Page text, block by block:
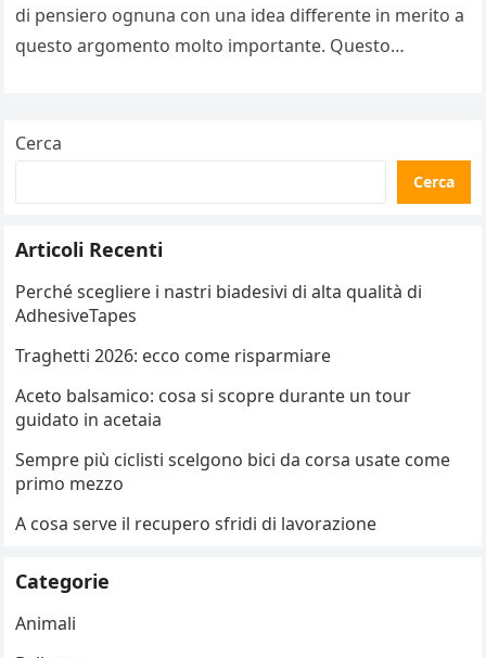
di pensiero ognuna con una idea differente in merito a
questo argomento molto importante. Questo
Cerca
Cerca
Articoli Recenti
Perché scegliere i nastri biadesivi di alta qualità di
AdhesiveTapes
Traghetti 2026: ecco come risparmiare
Aceto balsamico: cosa si scopre durante un tour
guidato in acetaia
Sempre più ciclisti scelgono bici da corsa usate come
primo mezzo
A cosa serve il recupero sfridi di lavorazione
Categorie
Animali